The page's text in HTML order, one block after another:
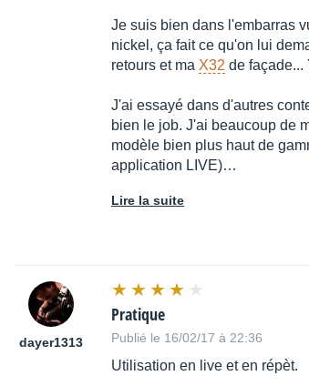
Je suis bien dans l'embarras
nickel, ça fait ce qu'on lui
retours et ma X32 de façade...
J'ai essayé dans d'autres
bien le job. J'ai beaucoup de
modèle bien plus haut de
application LIVE)…
Lire la suite
dayer1313
Pratique
Publié le 16/02/17 à 22:36
Utilisation en live et en répèt.